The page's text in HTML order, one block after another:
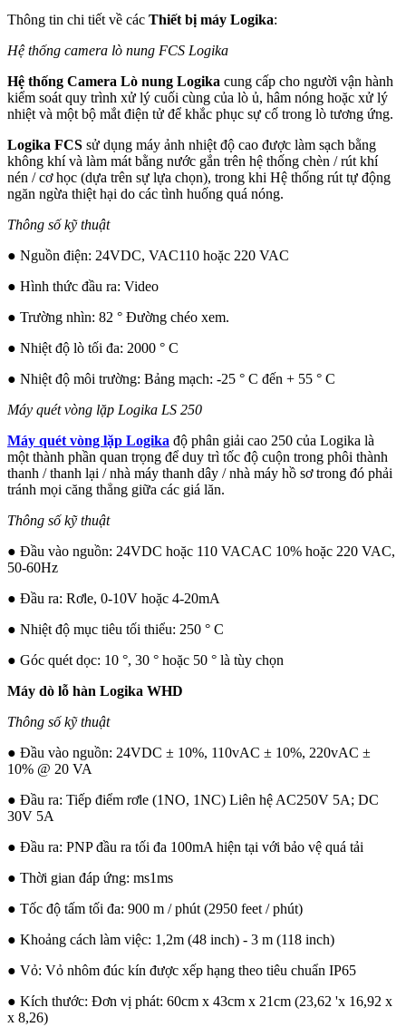
Thông tin chi tiết về các Thiết bị máy Logika:
Hệ thống camera lò nung FCS Logika
Hệ thống Camera Lò nung Logika cung cấp cho người vận hành
kiểm soát quy trình xử lý cuối cùng của lò ủ, hâm nóng hoặc xử lý
nhiệt và một bộ mắt điện tử để khắc phục sự cố trong lò tương ứng.
Logika FCS sử dụng máy ảnh nhiệt độ cao được làm sạch bằng
không khí và làm mát bằng nước gắn trên hệ thống chèn / rút khí
nén / cơ học (dựa trên sự lựa chọn), trong khi Hệ thống rút tự động
ngăn ngừa thiệt hại do các tình huống quá nóng.
Thông số kỹ thuật
● Nguồn điện: 24VDC, VAC110 hoặc 220 VAC
● Hình thức đầu ra: Video
● Trường nhìn: 82 ° Đường chéo xem.
● Nhiệt độ lò tối đa: 2000 ° C
● Nhiệt độ môi trường: Bảng mạch: -25 ° C đến + 55 ° C
Máy quét vòng lặp Logika LS 250
Máy quét vòng lặp Logika độ phân giải cao 250 của Logika là
một thành phần quan trọng để duy trì tốc độ cuộn trong phôi thành
thanh / thanh lại / nhà máy thanh dây / nhà máy hồ sơ trong đó phải
tránh mọi căng thẳng giữa các giá lăn.
Thông số kỹ thuật
● Đầu vào nguồn: 24VDC hoặc 110 VACAC 10% hoặc 220 VAC,
50-60Hz
● Đầu ra: Rơle, 0-10V hoặc 4-20mA
● Nhiệt độ mục tiêu tối thiểu: 250 ° C
● Góc quét dọc: 10 °, 30 ° hoặc 50 ° là tùy chọn
Máy dò lỗ hàn Logika WHD
Thông số kỹ thuật
● Đầu vào nguồn: 24VDC ± 10%, 110vAC ± 10%, 220vAC ±
10% @ 20 VA
● Đầu ra: Tiếp điểm rơle (1NO, 1NC) Liên hệ AC250V 5A; DC
30V 5A
● Đầu ra: PNP đầu ra tối đa 100mA hiện tại với bảo vệ quá tải
● Thời gian đáp ứng: ms1ms
● Tốc độ tấm tối đa: 900 m / phút (2950 feet / phút)
● Khoảng cách làm việc: 1,2m (48 inch) - 3 m (118 inch)
● Vỏ: Vỏ nhôm đúc kín được xếp hạng theo tiêu chuẩn IP65
● Kích thước: Đơn vị phát: 60cm x 43cm x 21cm (23,62 'x 16,92 x
x 8,26)